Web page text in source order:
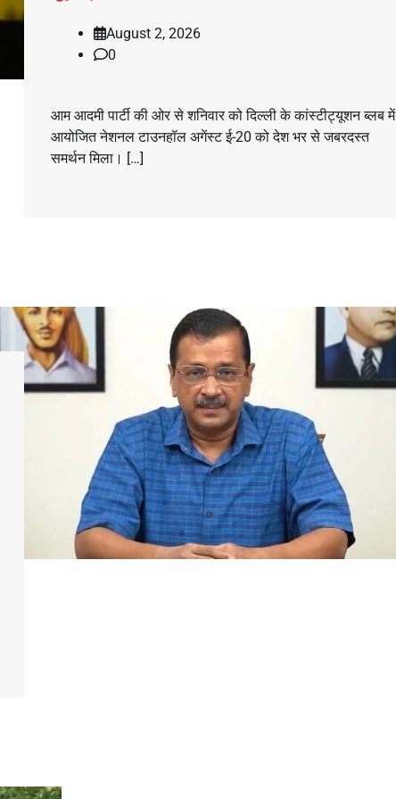
August 2, 2026
0
आम आदमी पार्टी की ओर से शनिवार को दिल्ली के कांस्टीट्यूशन ब्लब में
आयोजित नेशनल टाउनहॉल अगेंस्ट ई-20 को देश भर से जबरदस्त
समर्थन मिला। […]